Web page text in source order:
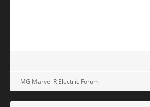
MG Marvel R Electric Forum